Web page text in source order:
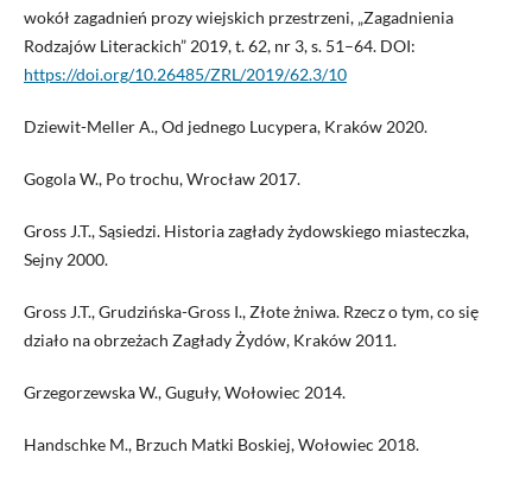
wokół zagadnień prozy wiejskich przestrzeni, „Zagadnienia
Rodzajów Literackich” 2019, t. 62, nr 3, s. 51–64. DOI:
https://doi.org/10.26485/ZRL/2019/62.3/10
Dziewit-Meller A., Od jednego Lucypera, Kraków 2020.
Gogola W., Po trochu, Wrocław 2017.
Gross J.T., Sąsiedzi. Historia zagłady żydowskiego miasteczka,
Sejny 2000.
Gross J.T., Grudzińska-Gross I., Złote żniwa. Rzecz o tym, co się
działo na obrzeżach Zagłady Żydów, Kraków 2011.
Grzegorzewska W., Guguły, Wołowiec 2014.
Handschke M., Brzuch Matki Boskiej, Wołowiec 2018.